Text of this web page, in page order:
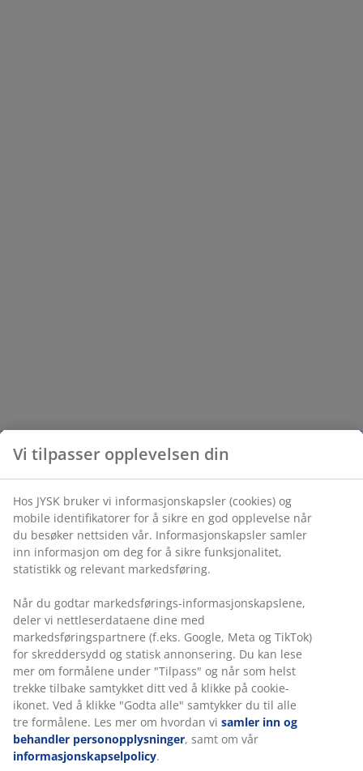
Vi tilpasser opplevelsen din
Hos JYSK bruker vi informasjonskapsler (cookies) og
mobile identifikatorer for å sikre en god opplevelse når
du besøker nettsiden vår. Informasjonskapsler samler
inn informasjon om deg for å sikre funksjonalitet,
statistikk og relevant markedsføring.
Når du godtar markedsførings-informasjonskapslene,
deler vi nettleserdataene dine med
markedsføringspartnere (f.eks. Google, Meta og TikTok)
for skreddersydd og statisk annonsering. Du kan lese
mer om formålene under "Tilpass" og når som helst
trekke tilbake samtykket ditt ved å klikke på cookie-
ikonet. Ved å klikke "Godta alle" samtykker du til alle
tre formålene. Les mer om hvordan vi samler inn og
behandler personopplysninger, samt om vår
informasjonskapselpolicy.